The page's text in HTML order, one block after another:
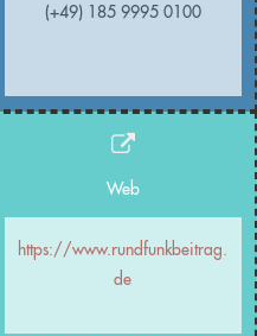
(+49) 185 9995 0100
Web
https://www.rundfunkbeitrag.
de